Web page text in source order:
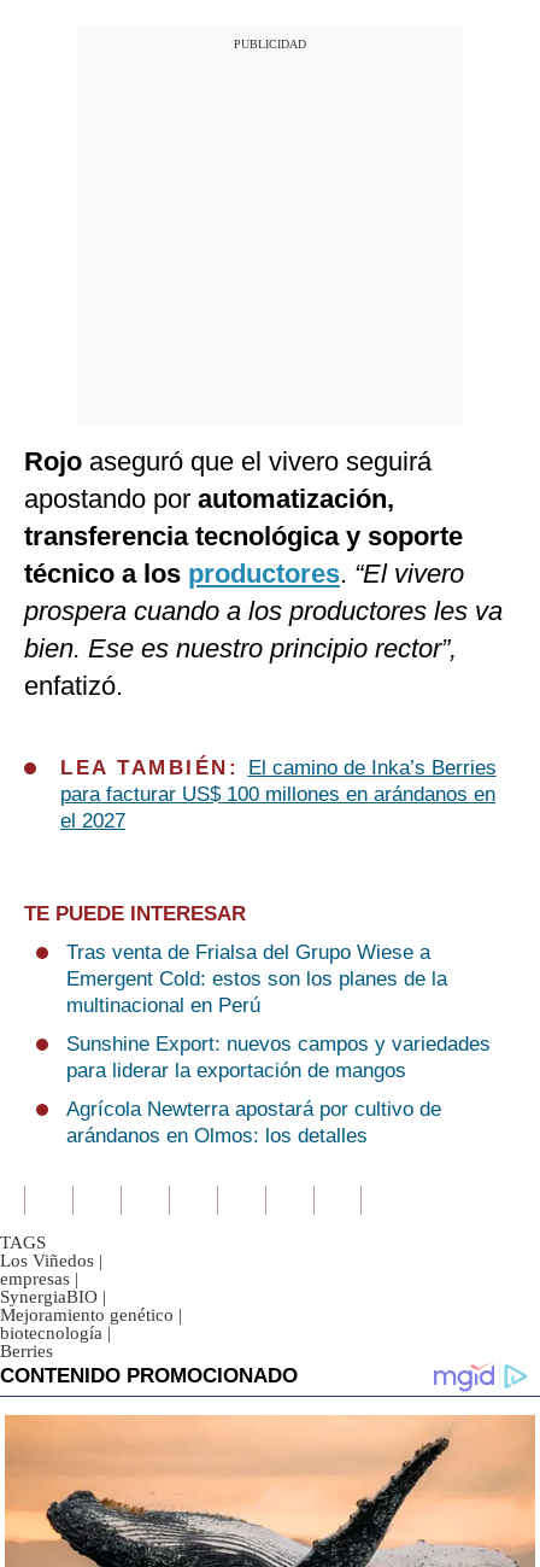
Rojo aseguró que el vivero seguirá
apostando por automatización,
transferencia tecnológica y soporte
técnico a los productores. “El vivero
prospera cuando a los productores les va
bien. Ese es nuestro principio rector”,
enfatizó.
LEA TAMBIÉN:
El camino de Inka’s Berries
para facturar US$ 100 millones en arándanos en
el 2027
TE PUEDE INTERESAR
Tras venta de Frialsa del Grupo Wiese a
Emergent Cold: estos son los planes de la
multinacional en Perú
Sunshine Export: nuevos campos y variedades
para liderar la exportación de mangos
Agrícola Newterra apostará por cultivo de
arándanos en Olmos: los detalles
TAGS
Los Viñedos |
empresas |
SynergiaBIO |
Mejoramiento genético |
biotecnología |
Berries